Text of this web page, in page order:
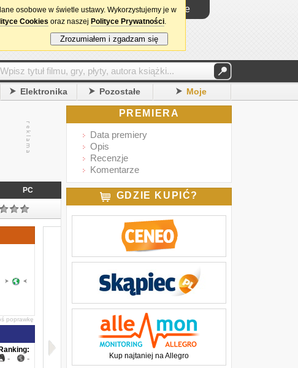
Logowanie
Elektronika Pozostałe Moje
PC
poprawkę
Ranking:
- -
PREMIERA
Data premiery
Opis
Recenzje
Komentarze
GDZIE KUPIĆ?
Kup najtaniej na Allegro
osobowe w świetle ustawy. Wykorzystujemy je w
Cookies oraz naszej Polityce Prywatności.
Zrozumiałem i zgadzam się